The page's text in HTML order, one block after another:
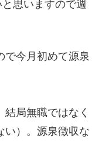
思いますので週
で今月初めて源泉
局無職ではなく
い）。源泉徴収な